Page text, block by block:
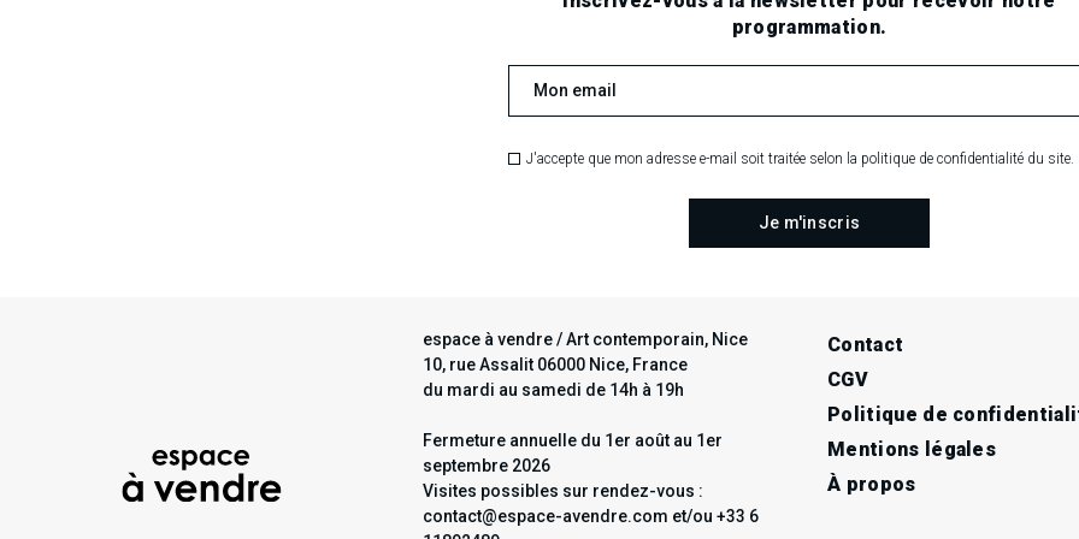
programmation.
J'accepte que mon adresse e-mail soit traitée selon la politique de confidentialité du site.
espace à vendre / Art contemporain, Nice
10, rue Assalit 06000 Nice, France
du mardi au samedi de 14h à 19h
Fermeture annuelle du 1er août au 1er
septembre 2026
Visites possibles sur rendez-vous :
contact@espace-avendre.com et/ou +33 6
Contact
CGV
Politique de
Mentions légales
À propos
RECHERCHE EN COURS
...